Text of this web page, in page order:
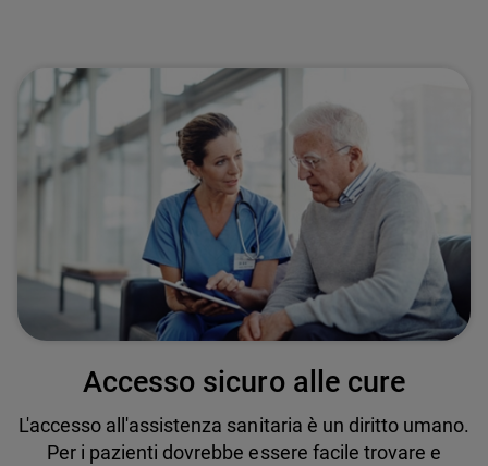
Accesso sicuro alle cure
L'accesso all'assistenza sanitaria è un diritto umano.
Per i pazienti dovrebbe essere facile trovare e